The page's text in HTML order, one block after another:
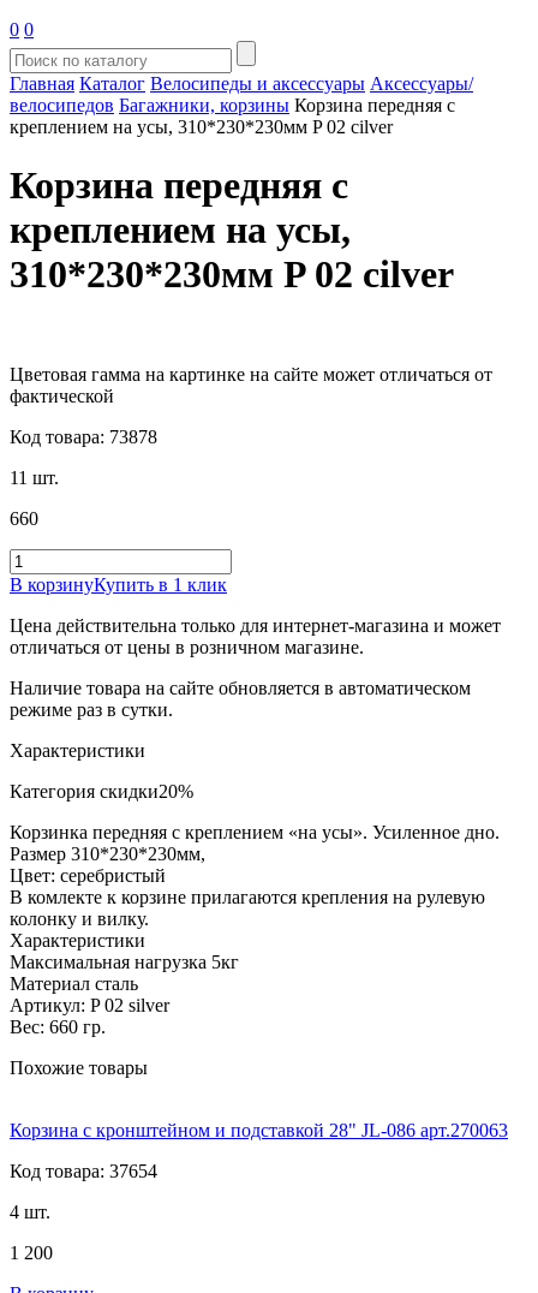
0 0
Главная Каталог Велосипеды и аксессуары Аксессуары/
велосипедов Багажники, корзины Корзина передняя с
креплением на усы, 310*230*230мм P 02 cilver
Корзина передняя с
креплением на усы,
310*230*230мм P 02 cilver
Цветовая гамма на картинке на сайте может отличаться от
фактической
Код товара: 73878
11 шт.
660
В корзинуКупить в 1 клик
Цена действительна только для интернет-магазина и может
отличаться от цены в розничном магазине.
Наличие товара на сайте обновляется в автоматическом
режиме раз в сутки.
Характеристики
Категория скидки20%
Корзинка передняя с креплением «на усы». Усиленное дно.
Размер 310*230*230мм,
Цвет: серебристый
В комлекте к корзине прилагаются крепления на рулевую
колонку и вилку.
Характеристики
Максимальная нагрузка 5кг
Материал сталь
Артикул: P 02 silver
Вес: 660 гр.
Похожие товары
Корзина с кронштейном и подставкой 28" JL-086 арт.270063
Код товара: 37654
4 шт.
1 200